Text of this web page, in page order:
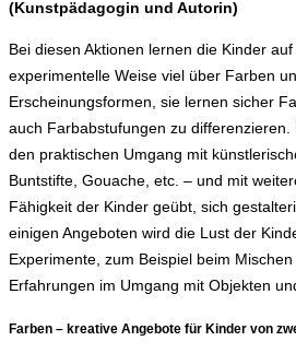
(Kunstpädagogin und Autorin)
Bei diesen Aktionen lernen die Kinder
experimentelle Weise viel über Farben
Erscheinungsformen, sie lernen sicher
auch Farbabstufungen zu
den praktischen Umgang mit
Buntstifte, Gouache, etc. – und mit
Fähigkeit der Kinder geübt, sich
einigen Angeboten wird die Lust der
Experimente, zum Beispiel beim
Erfahrungen im Umgang mit Objekten
Farben – kreative Angebote für Kinder von